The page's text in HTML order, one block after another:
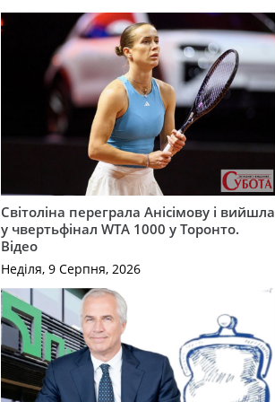
Світоліна переграла Анісімову і вийшла
у чвертьфінал WTA 1000 у Торонто.
Відео
Неділя, 9 Серпня, 2026